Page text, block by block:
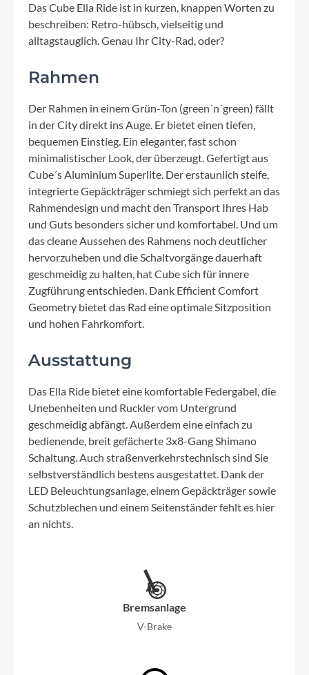
Das Cube Ella Ride ist in kurzen, knappen Worten zu
beschreiben: Retro-hübsch, vielseitig und
alltagstauglich. Genau Ihr City-Rad, oder?
Rahmen
Der Rahmen in einem Grün-Ton (green´n´green) fällt
in der City direkt ins Auge. Er bietet einen tiefen,
bequemen Einstieg. Ein eleganter, fast schon
minimalistischer Look, der überzeugt. Gefertigt aus
Cube´s Aluminium Superlite. Der erstaunlich steife,
integrierte Gepäckträger schmiegt sich perfekt an das
Rahmendesign und macht den Transport Ihres Hab
und Guts besonders sicher und komfortabel. Und um
das cleane Aussehen des Rahmens noch deutlicher
hervorzuheben und die Schaltvorgänge dauerhaft
geschmeidig zu halten, hat Cube sich für innere
Zugführung entschieden. Dank Efficient Comfort
Geometry bietet das Rad eine optimale Sitzposition
und hohen Fahrkomfort.
Ausstattung
Das Ella Ride bietet eine komfortable Federgabel, die
Unebenheiten und Ruckler vom Untergrund
geschmeidig abfängt. Außerdem eine einfach zu
bedienende, breit gefächerte 3x8-Gang Shimano
Schaltung. Auch straßenverkehrstechnisch sind Sie
selbstverständlich bestens ausgestattet. Dank der
LED Beleuchtungsanlage, einem Gepäckträger sowie
Schutzblechen und einem Seitenständer fehlt es hier
an nichts.
Bremsanlage
V-Brake